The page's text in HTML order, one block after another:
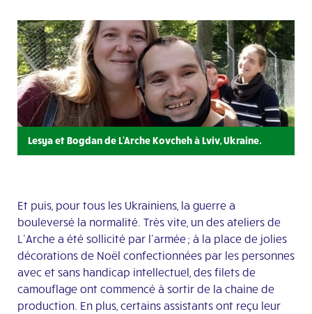
Lesya et Bogdan de L'Arche Kovcheh à Lviv, Ukraine.
Et puis, pour tous les Ukrainiens, la guerre a
bouleversé la normalité. Très vite, un des ateliers de
L’Arche a été sollicité par l’armée ; à la place de jolies
décorations de Noël confectionnées par les personnes
avec et sans handicap intellectuel, des filets de
camouflage ont commencé à sortir de la chaine de
production. En plus, certains assistants ont reçu leur